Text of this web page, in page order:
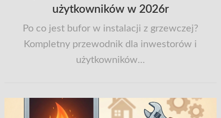
użytkowników w 2026r
Po co jest bufor w instalacji z grzewczej?
Kompletny przewodnik dla inwestorów i
użytkowników...